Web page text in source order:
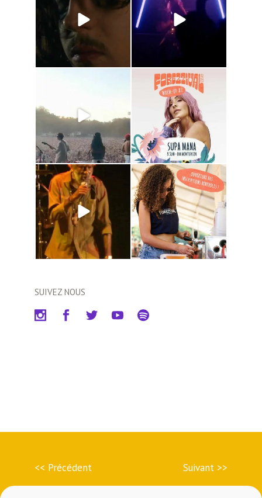
SUIVEZ NOUS
<< Précédent Suivant >>